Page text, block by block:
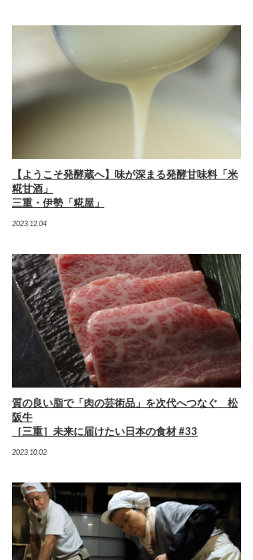
【ようこそ発酵蔵へ】味が深まる発酵甘味料「米
糀甘酒」
三重・伊勢「糀屋」
2023.12.04
質の良い脂で「肉の芸術品」を次代へつなぐ 松
阪牛
［三重］未来に届けたい日本の食材 #33
2023.10.02